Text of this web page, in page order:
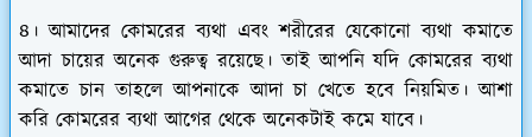
৪। আমাদের কোমরের ব্যথা এবং শরীরের যেকোনো ব্যথা কমাতে
আদা চায়ের অনেক গুরুত্ব রয়েছে। তাই আপনি যদি কোমরের ব্যথা
কমাতে চান তাহলে আপনাকে আদা চা খেতে হবে নিয়মিত। আশা
করি কোমরের ব্যথা আগের থেকে অনেকটাই কমে যাবে।